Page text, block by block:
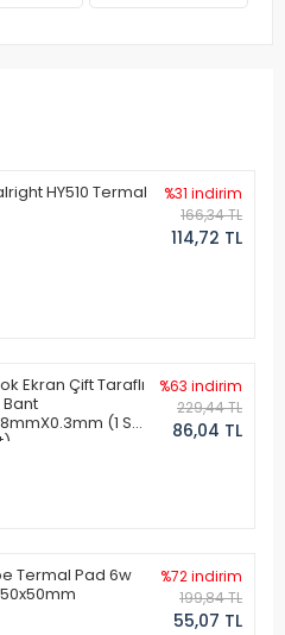
HY510 Termal
%31 indirim
166,34 TL
114,72 TL
Ekran Çift Taraflı
(1 Set
%63 indirim
229,44 TL
86,04 TL
Termal Pad 6w
%72 indirim
199,84 TL
55,07 TL